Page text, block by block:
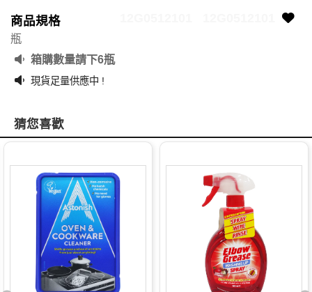
商品規格
瓶
箱購數量請下6瓶
現貨足量供應中 !
猜您喜歡